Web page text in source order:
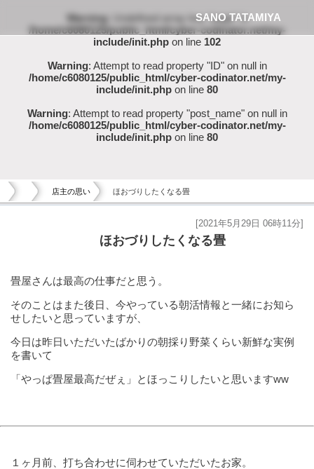
Warning: Undefined array key "page" in
/home/c6080125/public_html/cyber-codinator.net/my-
include/init.php on line 102
Warning: Attempt to read property "ID" on null in
/home/c6080125/public_html/cyber-codinator.net/my-
include/init.php on line 80
Warning: Attempt to read property "post_name" on null in
/home/c6080125/public_html/cyber-codinator.net/my-
include/init.php on line 80
店主の思い ほおづりしたくなる畳
ほおづりしたくなる畳
[2021年5月29日 06時11分]
畳屋さんは最高の仕事だと思う。
そのことはまた後日、今やっている朝活情報と一緒にお知ら
せしたいと思っていますが、
今日は昨日いただいたばかりの朝採り野菜くらい新鮮な実例
を書いて
「やっぱ畳屋最高だぜぇ」とほっこりしたいと思いますww
１ヶ月前、打ち合わせに伺わせていただいたお家。
SANO TATAMIYA